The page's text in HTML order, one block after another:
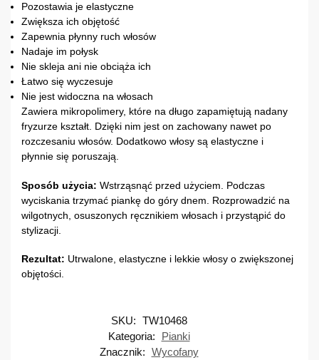
Pozostawia je elastyczne
Zwiększa ich objętość
Zapewnia płynny ruch włosów
Nadaje im połysk
Nie skleja ani nie obciąża ich
Łatwo się wyczesuje
Nie jest widoczna na włosach
Zawiera mikropolimery, które na długo zapamiętują nadany
fryzurze kształt. Dzięki nim jest on zachowany nawet po
rozczesaniu włosów. Dodatkowo włosy są elastyczne i
płynnie się poruszają.
Sposób użycia: Wstrząsnąć przed użyciem. Podczas
wyciskania trzymać piankę do góry dnem. Rozprowadzić na
wilgotnych, osuszonych ręcznikiem włosach i przystąpić do
stylizacji.
Rezultat: Utrwalone, elastyczne i lekkie włosy o zwiększonej
objętości.
SKU: TW10468
Kategoria:
Pianki
Znacznik: Wycofany